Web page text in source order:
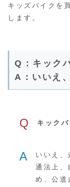
キッズバイクを
します。
Q：キック
A：いいえ
Q キック
A
いいえ、
通法上、
め、公道